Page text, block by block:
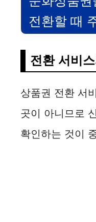
전환할 때
전환 서비
상품권 전환 서
곳이 아니므로
확인하는 것이